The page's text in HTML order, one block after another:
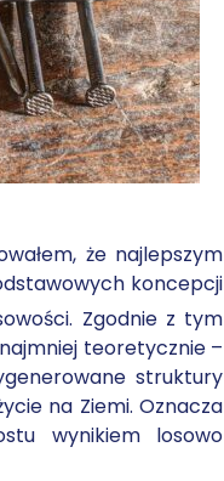
że najlepszym
koncepcji
Zgodnie z tym
teoretycznie –
struktury
na Ziemi. Oznacza
wynikiem losowo